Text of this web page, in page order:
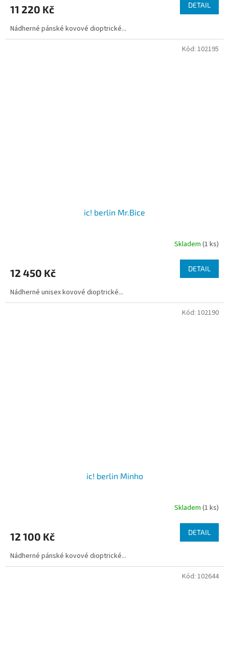
11 220 Kč DETAIL
Nádherné pánské kovové dioptrické...
ic! berlin Mr.Bice
Skladem (1 ks)
12 450 Kč DETAIL
Nádherné unisex kovové dioptrické...
Kód: 102195
ic! berlin Minho
Skladem (1 ks)
12 100 Kč DETAIL
Nádherné pánské kovové dioptrické...
Kód: 102190
Kód: 102644